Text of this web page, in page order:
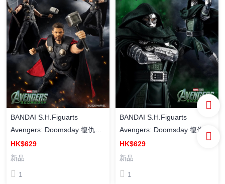
BANDAI S.H.Figuarts
Avengers: Doomsday 復仇者
聯盟5·末日降臨 THOR 雷神奇
俠（日版）塗裝成品
HK$629
新品
1
BANDAI S.H.Figuarts
Avengers: Doomsday 復仇者
聯盟5·末日降臨 DOCTOR
DOOM 末日博士（日版） 塗
HK$629
新品
1